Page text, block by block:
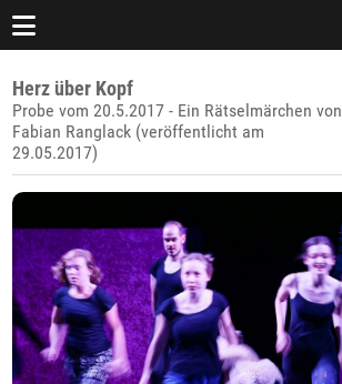
Herz über Kopf
Probe vom 20.5.2017 - Ein Rätselmärchen von
Fabian Ranglack (veröffentlicht am
29.05.2017)